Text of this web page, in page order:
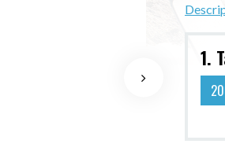
1.